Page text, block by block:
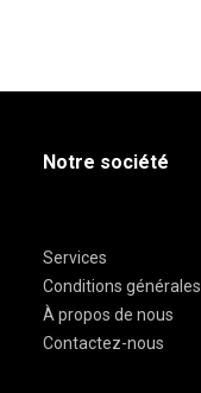
Notre société
Services
Conditions générales
À propos de nous
Contactez-nous